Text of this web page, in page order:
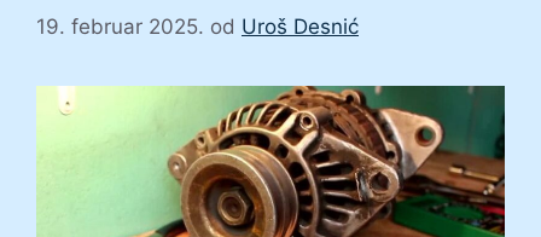
19. februar 2025. od Uroš Desnić